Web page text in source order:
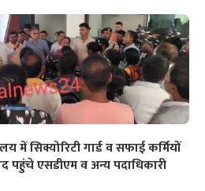
में सिक्योरिटी गार्ड व सफाई कर्मियों
पहुंचे एसडीएम व अन्य पदाधिकारी